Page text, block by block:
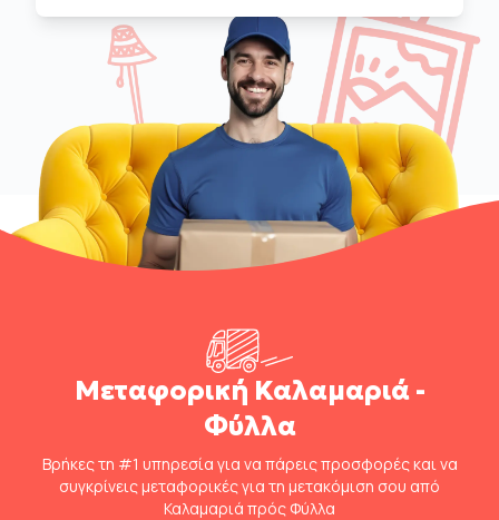
Μεταφορική Καλαμαριά -
Φύλλα
Βρήκες τη #1 υπηρεσία για να πάρεις προσφορές και να
συγκρίνεις μεταφορικές για τη μετακόμιση σου από
Καλαμαριά πρός Φύλλα